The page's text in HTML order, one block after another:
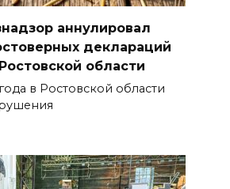
аннулировал
деклараций
области
в Ростовской области